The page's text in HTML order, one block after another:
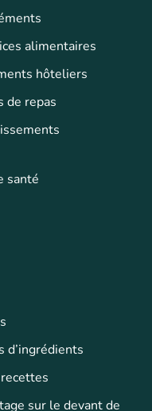
alimentaires
hôteliers
de repas
santé
d’ingrédients
sur le devant de